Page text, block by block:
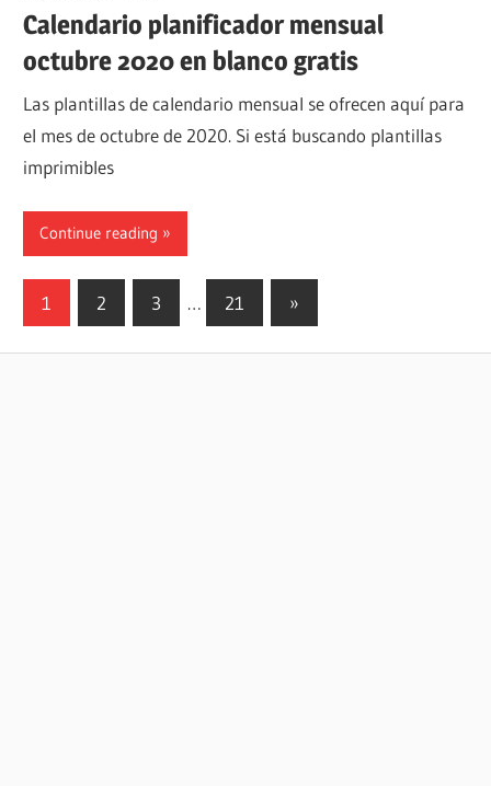
Calendario planificador mensual
octubre 2020 en blanco gratis
Las plantillas de calendario mensual se ofrecen aquí para
el mes de octubre de 2020. Si está buscando plantillas
imprimibles
Continue reading
Posts
1 2 3 … 21
Next
Posts
»